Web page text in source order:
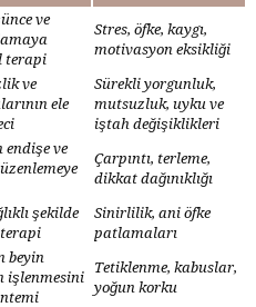
ve
terapi
Stres, öfke, kaygı,
motivasyon eksikliği
ve
ele
Sürekli yorgunluk,
mutsuzluk, uyku ve
iştah değişiklikleri
endişe ve
Çarpıntı, terleme,
dikkat dağınıklığı
şekilde
terapi
Sinirlilik, ani öfke
patlamaları
beyin
işlenmesini
Tetiklenme, kabuslar,
yoğun korku